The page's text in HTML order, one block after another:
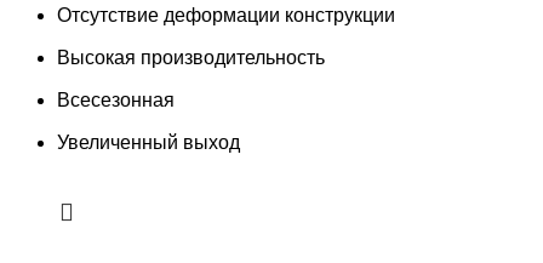
Отсутствие деформации конструкции
Высокая производительность
Всесезонная
Увеличенный выход